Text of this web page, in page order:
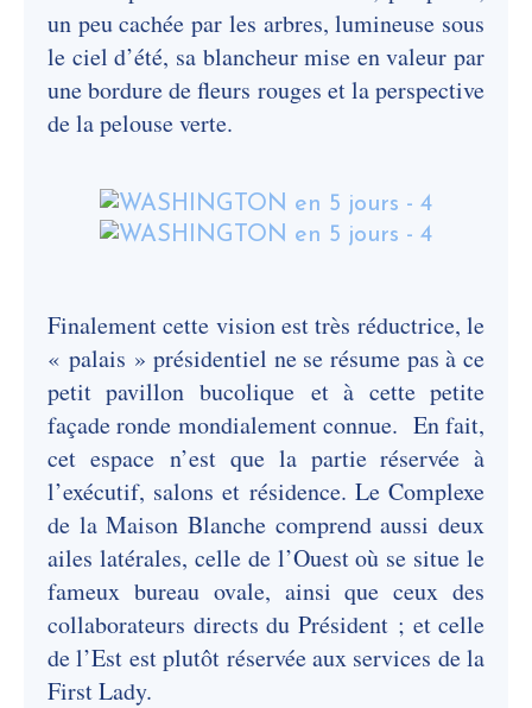
un peu cachée par les arbres, lumineuse sous
le ciel d’été, sa blancheur mise en valeur par
une bordure de fleurs rouges et la perspective
de la pelouse verte.
Finalement cette vision est très réductrice, le
« palais » présidentiel ne se résume pas à ce
petit pavillon bucolique et à cette petite
façade ronde mondialement connue. En fait,
cet espace n’est que la partie réservée à
l’exécutif, salons et résidence. Le Complexe
de la Maison Blanche comprend aussi deux
ailes latérales, celle de l’Ouest où se situe le
fameux bureau ovale, ainsi que ceux des
collaborateurs directs du Président ; et celle
de l’Est est plutôt réservée aux services de la
First Lady.